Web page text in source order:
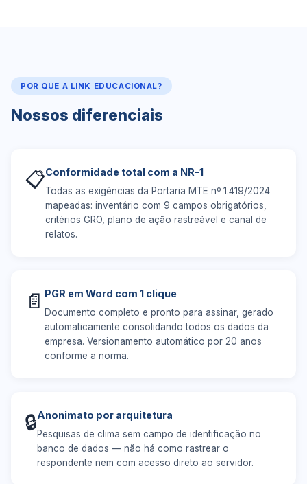
POR QUE A LINK EDUCACIONAL?
Nossos diferenciais
📋Conformidade total com a NR-1
Todas as exigências da Portaria MTE nº 1.419/2024
mapeadas: inventário com 9 campos obrigatórios,
critérios GRO, plano de ação rastreável e canal de
relatos.
📄 PGR em Word com 1 clique
Documento completo e pronto para assinar, gerado
automaticamente consolidando todos os dados da
empresa. Versionamento automático por 20 anos
conforme a norma.
🔒Anonimato por arquitetura
Pesquisas de clima sem campo de identificação no
banco de dados — não há como rastrear o
respondente nem com acesso direto ao servidor.